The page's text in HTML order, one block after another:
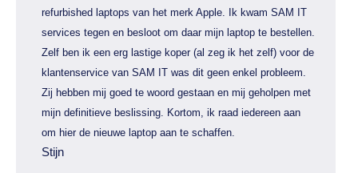
refurbished laptops van het merk Apple. Ik kwam SAM IT
services tegen en besloot om daar mijn laptop te bestellen.
Zelf ben ik een erg lastige koper (al zeg ik het zelf) voor de
klantenservice van SAM IT was dit geen enkel probleem.
Zij hebben mij goed te woord gestaan en mij geholpen met
mijn definitieve beslissing. Kortom, ik raad iedereen aan
om hier de nieuwe laptop aan te schaffen.
Stijn